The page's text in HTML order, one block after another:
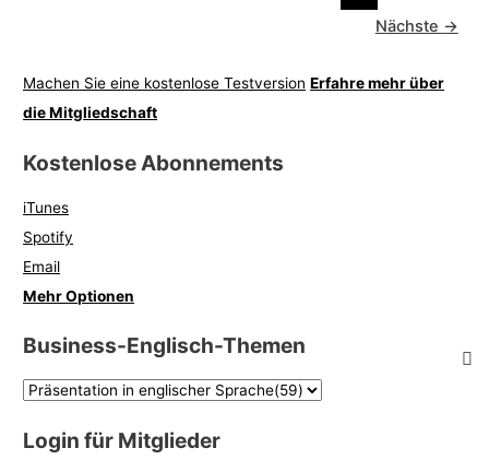
Nächste →
Machen Sie eine kostenlose Testversion Erfahre mehr über
die Mitgliedschaft
Kostenlose Abonnements
iTunes
Spotify
Email
Mehr Optionen
Business-Englisch-Themen
Login für Mitglieder